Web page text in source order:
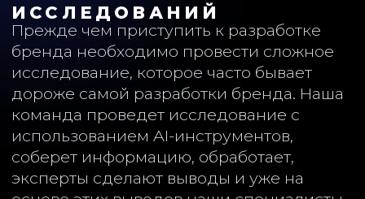
НУЖЕН БРЕНД!
соберет информацию, обработает,
эксперты сделают выводы и уже на
основе этих выводов наши специалисты
разработают авторский бренд, который
будет проверен исследованиями.